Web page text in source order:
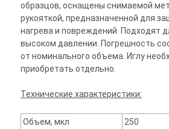
образцов, оснащены снимаемой
рукояткой, предназначенной для
нагрева и повреждений. Подходят
высоком давлении. Погрешность
от номинального объема. Иглу
приобретать отдельно.
Технические характеристики:
Объем, мкл
250